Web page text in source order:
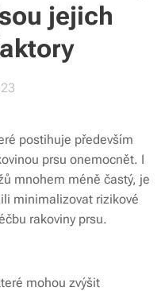
jejich
postihuje především
prsu onemocnět. I
mnohem méně častý, je
minimalizovat rizikové
rakoviny prsu.
mohou zvýšit